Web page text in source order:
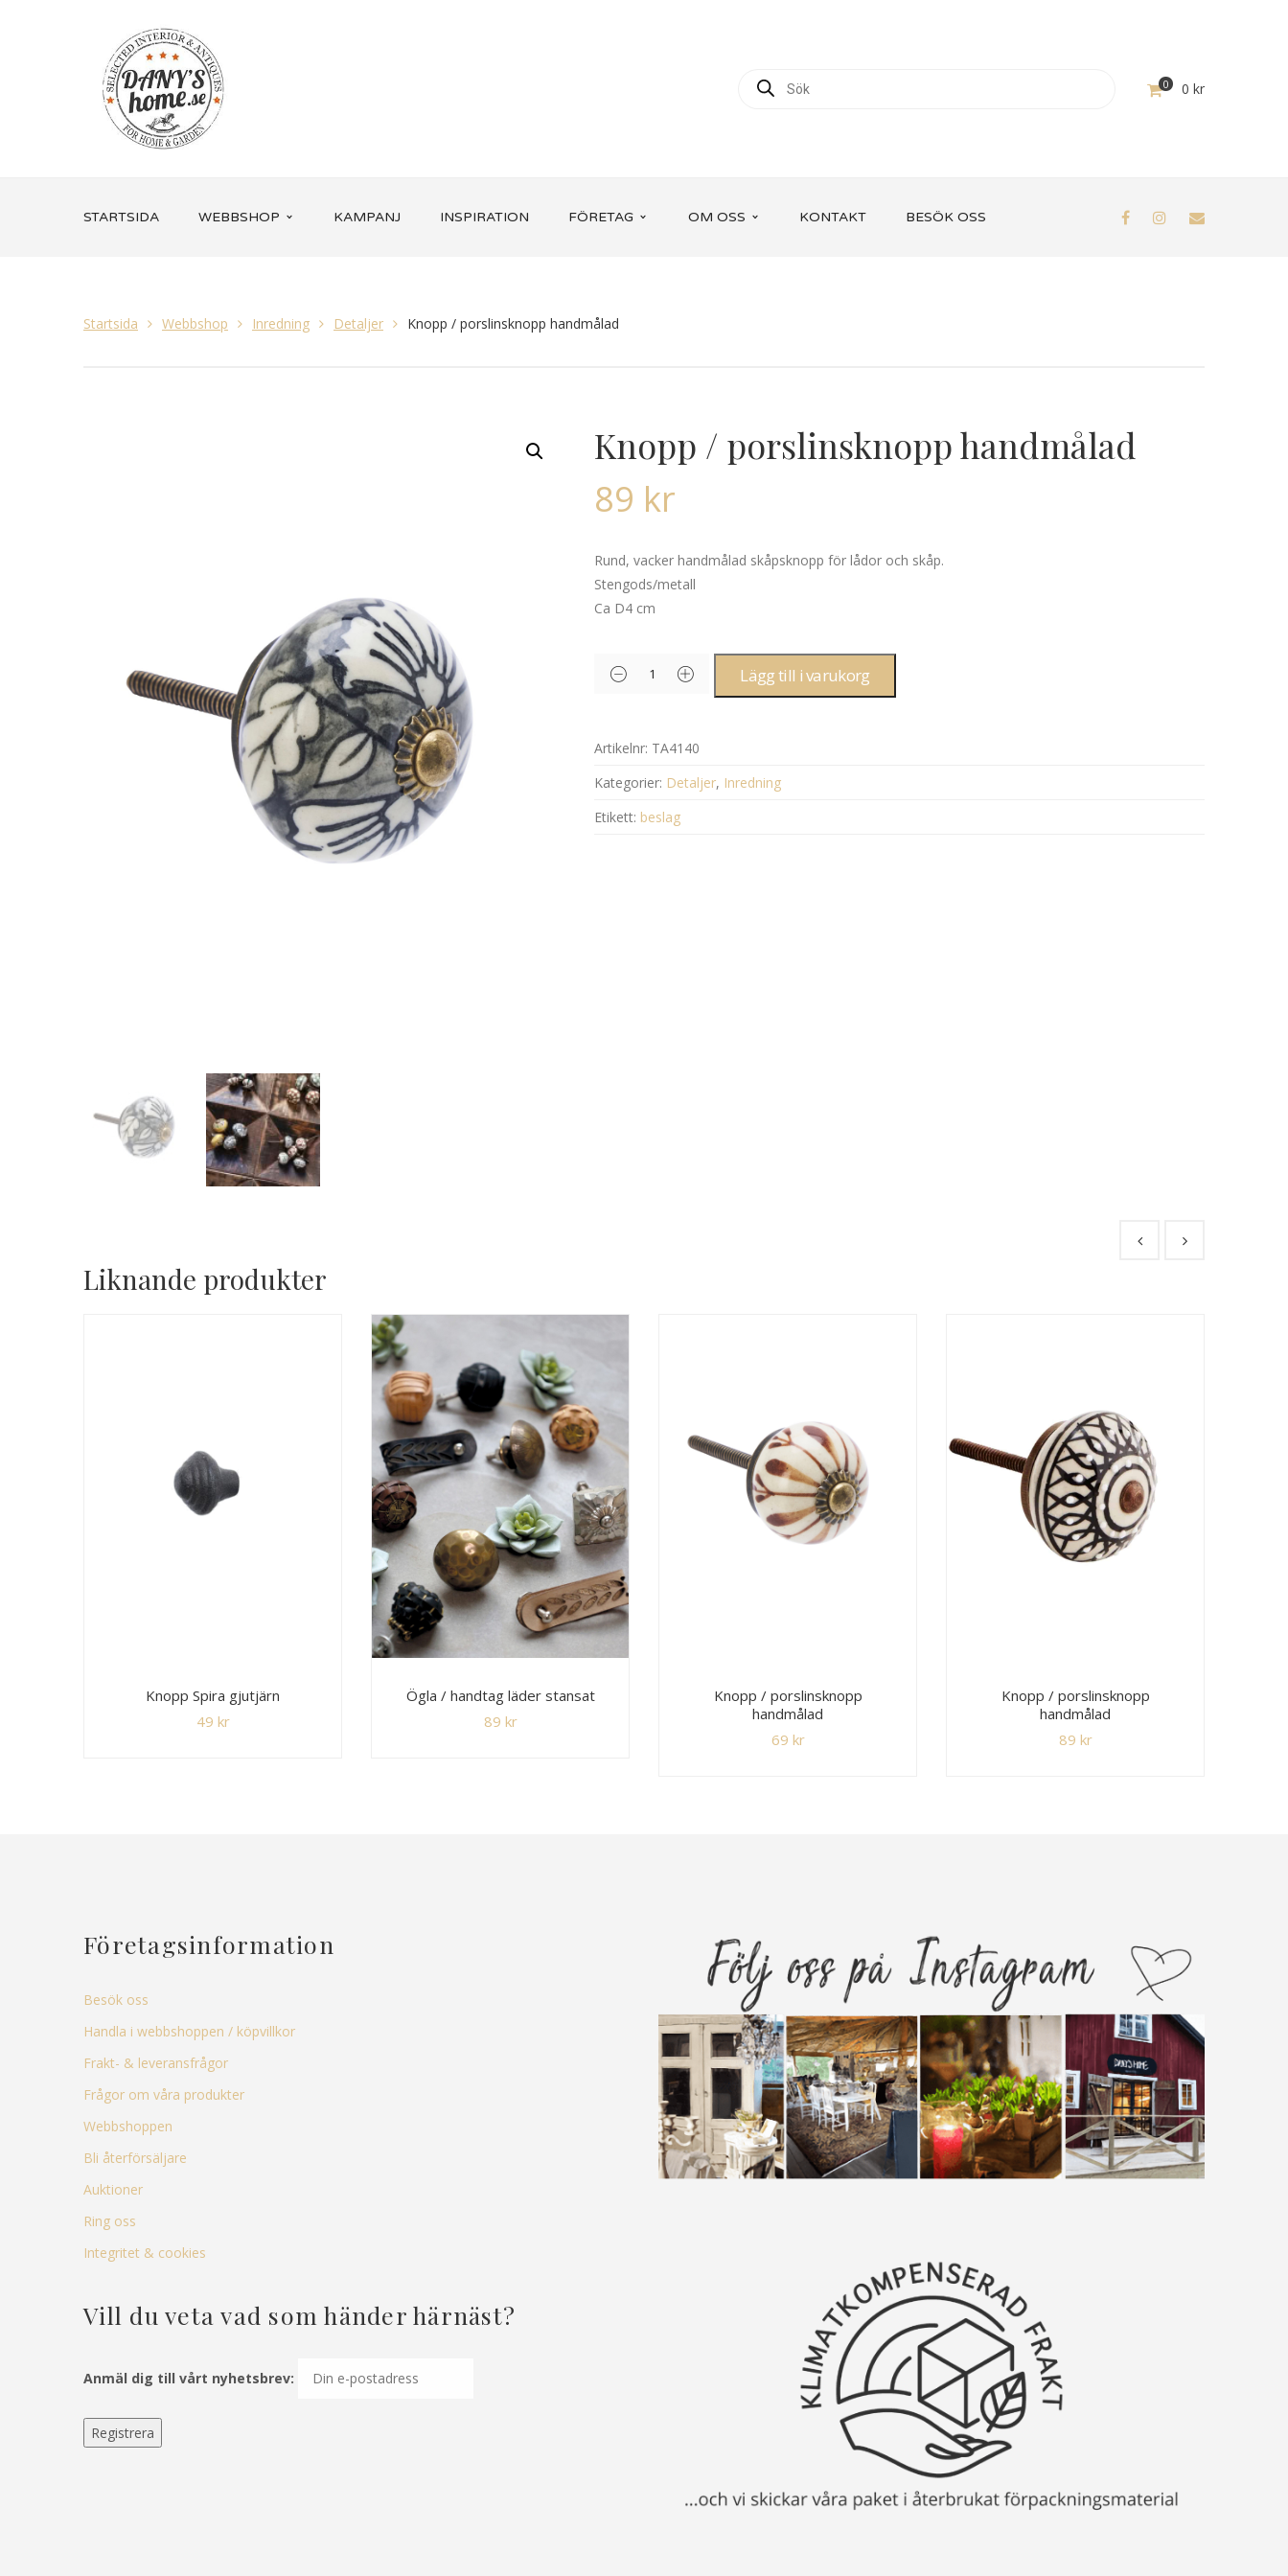
0 0 kr
STARTSIDA WEBBSHOP KAMPANJ INSPIRATION FÖRETAG OM OSS KONTAKT BESÖK OSS
Startsida Webbshop Inredning Detaljer Knopp / porslinsknopp handmålad
Knopp / porslinsknopp handmålad
89 kr
Rund, vacker handmålad skåpsknopp för lådor och skåp.
Stengods/metall
Ca D4 cm
Lägg till i varukorg
Artikelnr: TA4140
Kategorier: Detaljer, Inredning
Etikett: beslag
Liknande produkter
Knopp Spira gjutjärn
49 kr
Ögla / handtag läder stansat
89 kr
Knopp / porslinsknopp
handmålad
69 kr
Knopp / porslinsknopp
handmålad
89 kr
Företagsinformation
Besök oss
Handla i webbshoppen / köpvillkor
Frakt- & leveransfrågor
Frågor om våra produkter
Webbshoppen
Bli återförsäljare
Auktioner
Ring oss
Integritet & cookies
Vill du veta vad som händer härnäst?
Anmäl dig till vårt nyhetsbrev: